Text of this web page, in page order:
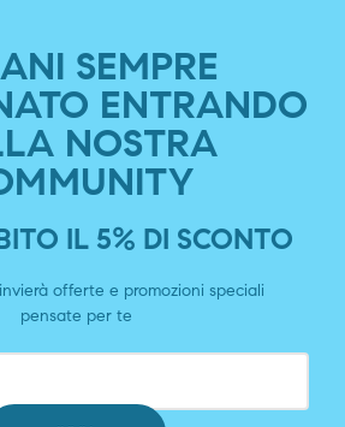
SEMPRE
ENTRANDO
NOSTRA
IL 5% DI SCONTO
offerte e promozioni speciali
pensate per te